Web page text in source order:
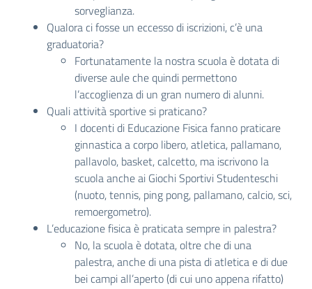
sorveglianza.
Qualora ci fosse un eccesso di iscrizioni, c’è una
graduatoria?
Fortunatamente la nostra scuola è dotata di
diverse aule che quindi permettono
l’accoglienza di un gran numero di alunni.
Quali attività sportive si praticano?
I docenti di Educazione Fisica fanno praticare
ginnastica a corpo libero, atletica, pallamano,
pallavolo, basket, calcetto, ma iscrivono la
scuola anche ai Giochi Sportivi Studenteschi
(nuoto, tennis, ping pong, pallamano, calcio, sci,
remoergometro).
L’educazione fisica è praticata sempre in palestra?
No, la scuola è dotata, oltre che di una
palestra, anche di una pista di atletica e di due
bei campi all’aperto (di cui uno appena rifatto)